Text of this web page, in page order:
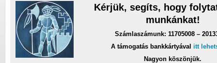
Kérjük, segíts, hogy
munkánkat!
Számlaszámunk: 11705008 –
A támogatás bankkártyával itt
Nagyon köszönjük.